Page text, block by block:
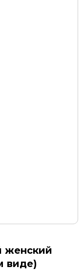
женский
виде)